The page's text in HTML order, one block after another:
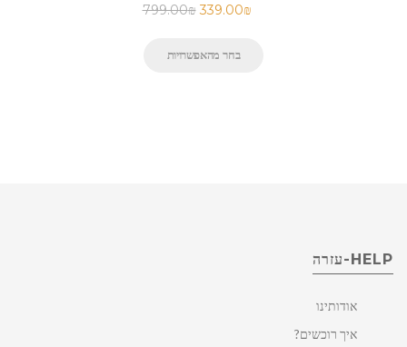
799.00₪ 339.00₪
בחר מהאפשרויות
HELP-עזרה
אודותינו
איך רוכשים?